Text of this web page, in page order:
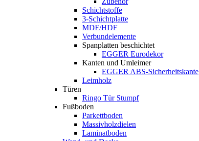
Schichtstoffe
3-Schichtplatte
MDF/HDF
Verbundelemente
Spanplatten beschichtet
EGGER Eurodekor
Kanten und Umleimer
EGGER ABS-Sicherheitskante
Leimholz
Türen
Ringo Tür Stumpf
Fußboden
Parkettboden
Massivholzdielen
Laminatboden